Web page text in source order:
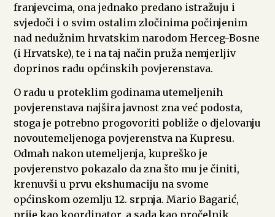
franjevcima, ona jednako predano istražuju i
svjedoči i o svim ostalim zločinima počinjenim
nad nedužnim hrvatskim narodom Herceg-Bosne
(i Hrvatske), te i na taj način pruža nemjerljiv
doprinos radu općinskih povjerenstava.
O radu u proteklim godinama utemeljenih
povjerenstava najšira javnost zna već podosta,
stoga je potrebno progovoriti pobliže o djelovanju
novoutemeljenoga povjerenstva na Kupresu.
Odmah nakon utemeljenja, kupreško je
povjerenstvo pokazalo da zna što mu je činiti,
krenuvši u prvu ekshumaciju na svome
općinskom ozemlju 12. srpnja. Mario Bagarić,
prije kao koordinator, a sada kao pročelnik